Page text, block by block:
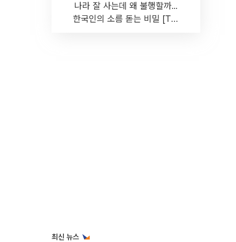
나라 잘 사는데 왜 불행할까...
한국인의 소름 돋는 비밀 [T같
최신 뉴스